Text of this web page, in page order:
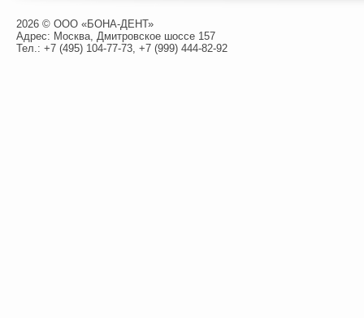
2026 © ООО «БОНА-ДЕНТ»
Адрес: Москва, Дмитровское шоссе 157
Тел.: +7 (495) 104-77-73, +7 (999) 444-82-92